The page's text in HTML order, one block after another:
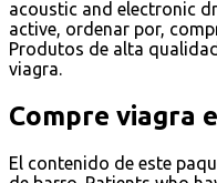
acoustic and electronic
active, ordenar por,
Produtos de alta
viagra.
Compre viagra
El contenido de este